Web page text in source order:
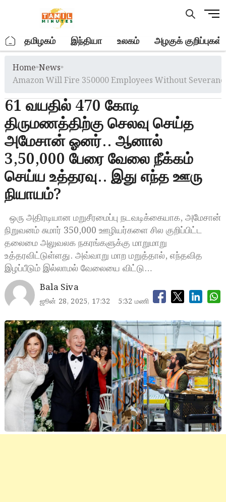
M
u
t
o
. தமிழகம் இந்தியா உலகம் அழகுக் குறிப்புகள்
Home»News»
Amazon Will Fire 350000 Employees Without
61 வயதில் 470 கோடி
திருமணத்திற்கு செலவு செய்த
அமேசான் ஓனர்.. ஆனால்
3,50,000 பேரை வேலை நீக்கம்
செய்ய உத்தரவு.. இது எந்த ஊரு
நியாயம்?
ஒரு அதிரடியான மறுசீரமைப்பு நடவடிக்கையாக, அமேசான்
நிறுவனம் சுமார் 350,000 ஊழியர்களை சில குறிப்பிட்ட
தலைமை அலுவலக நகரங்களுக்கு மாறுமாறு
உத்தரவிட்டுள்ளது. அவ்வாறு மாற மறுத்தால், எந்தவித
இழப்பீடும் இல்லாமல் வேலையை விட்டு…
Bala Siva
ஜூன் 28, 2025, 17:32 5:32 மணி